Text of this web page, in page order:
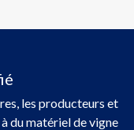
les producteurs et
du matériel de vigne